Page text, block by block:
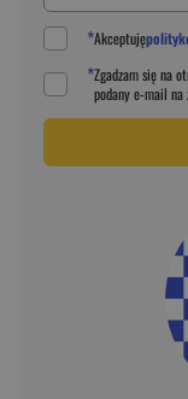
*Akceptuję
*Zgadzam się na
podanye-mail na